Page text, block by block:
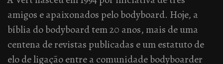
amigos e apaixonados pelo bodyboard. Hoje, a
bíblia do bodyboard tem 20 anos, mais de uma
centena de revistas publicadas e um estatuto de
elo de ligação entre a comunidade bodyboarder